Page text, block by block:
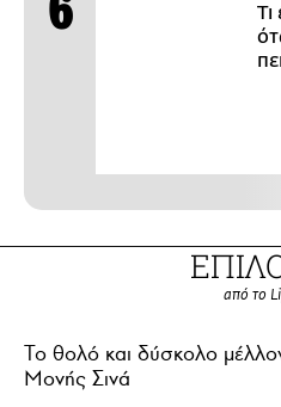
Τι
από το
Το θολό και δύσκολο
Μονής Σινά